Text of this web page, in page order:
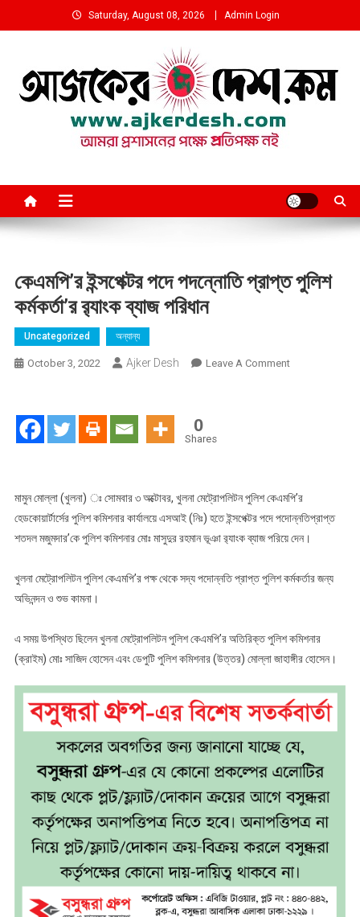
to
Saturday, August 08, 2026 Admin Login
কেএমপি’র ইন্সপেক্টর পদে পদন্নোতি প্রাপ্ত পুলিশ
কর্মকর্তা’র র‍্যাংক ব্যাজ পরিধান
Uncategorized অন্যান্য
October 3, 2022 Ajker Desh Leave A CommentOn
কর্মকর্তা’র
র‍্যাংক
0
Shares
মামুন মোল্লা (খুলনা) ঃ সোমবার ৩ অক্টোবর, খুলনা মেট্রোপলিটন পুলিশ কেএমপি’র
হেডকোয়ার্টার্সের পুলিশ কমিশনার কার্যালয়ে এসআই (নিঃ) হতে ইন্সপেক্টর পদে পদোন্নতিপ্রাপ্ত
শতদল মজুমদার’কে পুলিশ কমিশনার মোঃ মাসুদুর রহমান ভূঞা র‌্যাংক ব্যাজ পরিয়ে দেন।
খুলনা মেট্রোপলিটন পুলিশ কেএমপি’র পক্ষ থেকে সদ্য পদোন্নতি প্রাপ্ত পুলিশ কর্মকর্তার জন্য
অভিনন্দন ও শুভ কামনা।
এ সময় উপস্থিত ছিলেন খুলনা মেট্রোপলিটন পুলিশ কেএমপি’র অতিরিক্ত পুলিশ কমিশনার
(ক্রাইম) মোঃ সাজিদ হোসেন এবং ডেপুটি পুলিশ কমিশনার (উত্তর) মোল্লা জাহাঙ্গীর হোসেন।